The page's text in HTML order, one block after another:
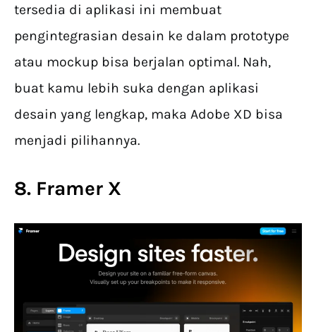
tersedia di aplikasi ini membuat
pengintegrasian desain ke dalam prototype
atau mockup bisa berjalan optimal. Nah,
buat kamu lebih suka dengan aplikasi
desain yang lengkap, maka Adobe XD bisa
menjadi pilihannya.
8. Framer X